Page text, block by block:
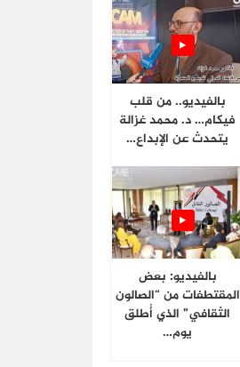
بالفيديو.. من قلب
فيكام… د. محمد غزالة
يتحدث عن الإبداع…
بالفيديو: بعض
المقتطفات من “الصالون
الثقافي” الذي أُطلق
يوم…